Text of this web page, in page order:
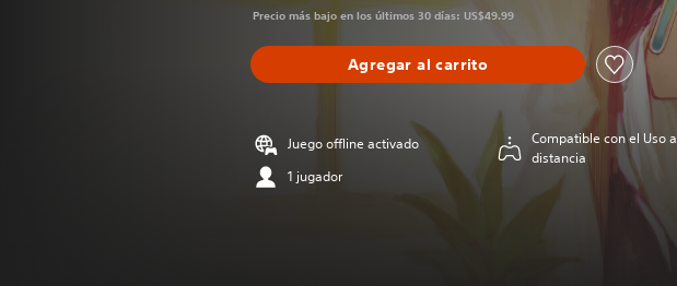
Precio más bajo en los últimos 30 días: US$49.99
Agregar al carrito
Juego offline activado
1 jugador
Compatible con el Uso a
distancia